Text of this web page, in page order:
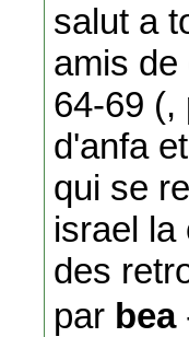
salut a
amis
64-69 (,
d'anfa
qui se
israel la
des
par bea